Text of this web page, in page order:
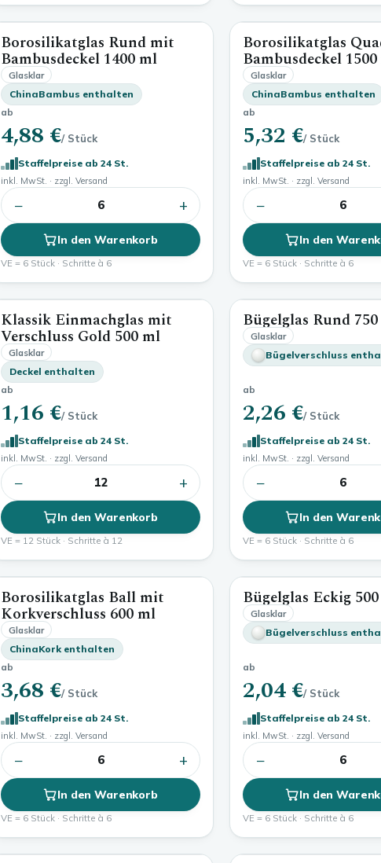
1400 ml
Borosilikatglas Rund mit
Bambusdeckel 1400 ml
Glasklar
ChinaBambus enthalten
ab
4,88 €/ Stück
Staffelpreise ab 24 St.
inkl. MwSt. · zzgl. Versand
− 6 +
In den Warenkorb
VE = 6 Stück · Schritte à 6
Borosilikatglas
Bambusdeckel
Glasklar
ChinaBambus enthalten
ab
5,32 €/ Stück
Staffelpreise ab 24 St.
inkl. MwSt. · zzgl. Versand
− 6
In den
VE = 6 Stück · Schritte à 6
500 ml
Klassik Einmachglas mit
Verschluss Gold 500 ml
Glasklar
Deckel enthalten
ab
1,16 €/ Stück
Staffelpreise ab 24 St.
inkl. MwSt. · zzgl. Versand
− 12 +
In den Warenkorb
VE = 12 Stück · Schritte à 12
Bügelglas Rund
Glasklar
Bügelverschluss
ab
2,26 €/ Stück
Staffelpreise ab 24 St.
inkl. MwSt. · zzgl. Versand
− 6
In den
VE = 6 Stück · Schritte à 6
600 ml
Borosilikatglas Ball mit
Korkverschluss 600 ml
Glasklar
ChinaKork enthalten
ab
3,68 €/ Stück
Staffelpreise ab 24 St.
inkl. MwSt. · zzgl. Versand
− 6 +
In den Warenkorb
VE = 6 Stück · Schritte à 6
Bügelglas Eckig
Glasklar
Bügelverschluss
ab
2,04 €/ Stück
Staffelpreise ab 24 St.
inkl. MwSt. · zzgl. Versand
− 6
In den
VE = 6 Stück · Schritte à 6